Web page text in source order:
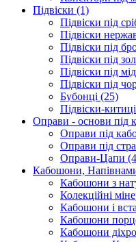
Підвіски (1)
Підвіски під
Підвіски
Підвіски під
Підвіски під
Підвіски під
Підвіски під
Бубонці (25)
Підвіски-китиці
Оправи - основи під
Оправи під
Оправи під
Оправи-Цапи
Кабошони,
Кабошони з
Колекційні
Кабошони і
Кабошони
Кабошони